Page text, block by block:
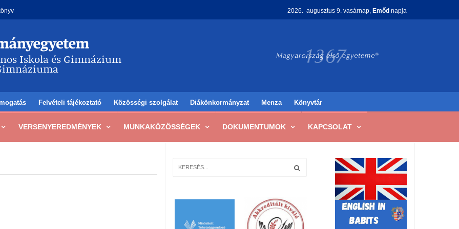
2026. augusztus 9. vasárnap, Emőd napja
Felvételi tájékoztató Közösségi szolgálat Diákönkormányzat Menza Könyvtár
VERSENYEREDMÉNYEK MUNKAKÖZÖSSÉGEK DOKUMENTUMOK KAPCSOLAT